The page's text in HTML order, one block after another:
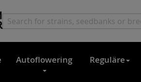
Autoflowering Reguläre